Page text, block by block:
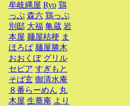
牟岐縄屋 Ryo 鶏
っぷ 森六 鶏っぷ
別邸 大福 亀蔵 岩
本屋 麺屋桔梗 ま
ほろば 麺屋勝木
おおくぼ グリル
セピア すぎもと
そば玄 御清水庵
８番らーめん 丸
木屋 生蕎庵 より